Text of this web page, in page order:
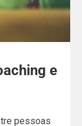
e
pessoas